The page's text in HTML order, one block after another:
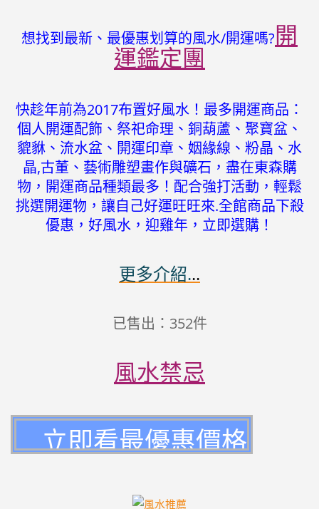
想找到最新、最優惠划算的風水/開運嗎?開
運鑑定團
快趁年前為2017布置好風水！最多開運商品：
個人開運配飾、祭祀命理、銅葫蘆、聚寶盆、
貔貅、流水盆、開運印章、姻緣線、粉晶、水
晶,古董、藝術雕塑畫作與礦石，盡在東森購
物，開運商品種類最多！配合強打活動，輕鬆
挑選開運物，讓自己好運旺旺來.全館商品下殺
優惠，好風水，迎雞年，立即選購！
更多介紹...
已售出：352件
風水禁忌